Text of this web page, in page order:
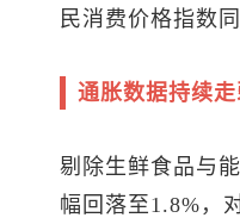
民消费价格指数
通胀数据持续
剔除生鲜食品与
幅回落至1.8%，